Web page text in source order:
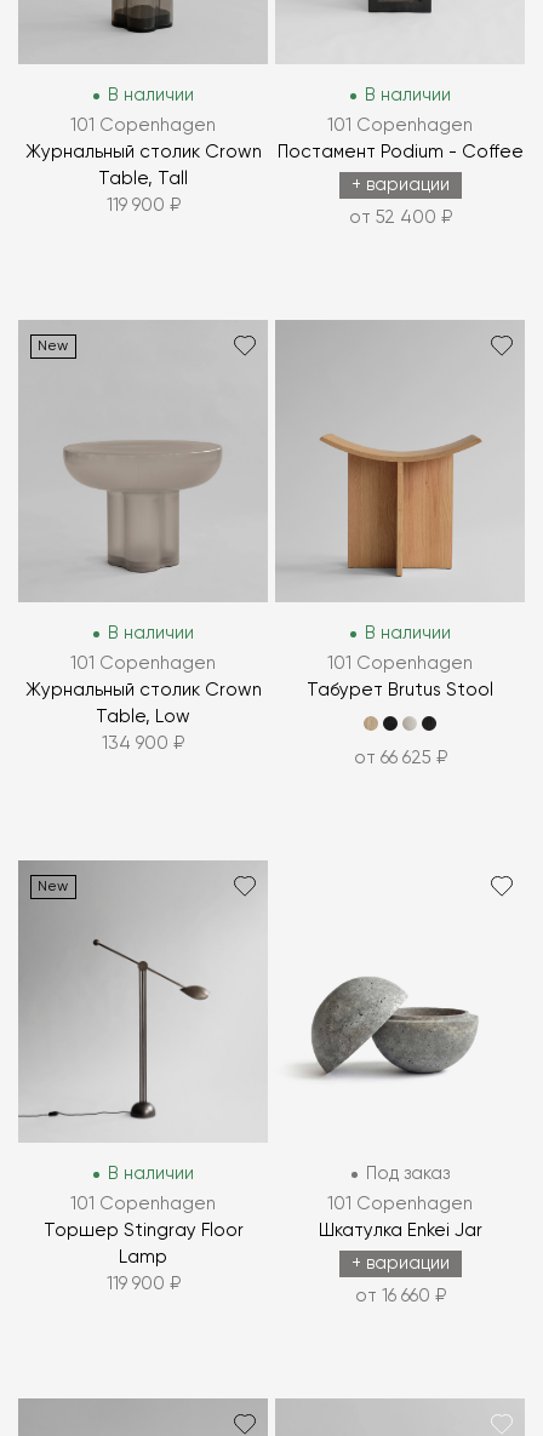
В наличии
101 Copenhagen
Журнальный столик Crown
Table, Tall
119 900 ₽
В наличии
101 Copenhagen
Постамент Podium - Coffee
+ вариации
от 52 400 ₽
New
В наличии
101 Copenhagen
Журнальный столик Crown
Table, Low
134 900 ₽
В наличии
101 Copenhagen
Табурет Brutus Stool
от 66 625 ₽
New
В наличии
101 Copenhagen
Торшер Stingray Floor
Lamp
119 900 ₽
Под заказ
101 Copenhagen
Шкатулка Enkei Jar
+ вариации
от 16 660 ₽